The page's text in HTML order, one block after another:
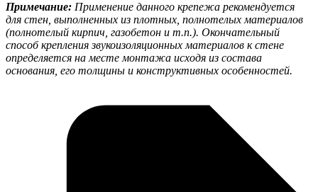
Примечание: Применение данного крепежа рекомендуется
для стен, выполненных из плотных, полнотелых материалов
(полнотелый кирпич, газобетон и т.п.). Окончательный
способ крепления звукоизоляционных материалов к стене
определяется на месте монтажа исходя из состава
основания, его толщины и конструктивных особенностей.